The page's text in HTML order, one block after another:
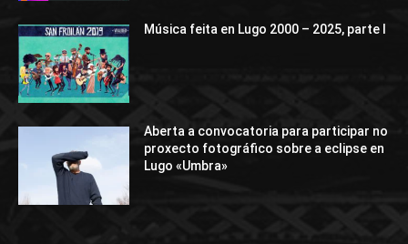
Música feita en Lugo 2000 – 2025, parte I
Aberta a convocatoria para participar no
proxecto fotográfico sobre a eclipse en
Lugo «Umbra»